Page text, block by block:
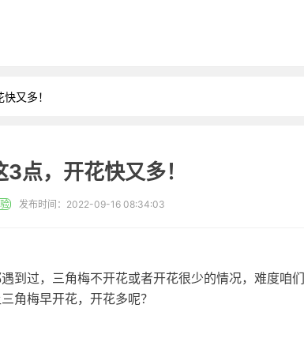
又多！
点，开花快又多！
发布时间：2022-09-16 08:34:03
到过，三角梅不开花或者开花很少的情况，难度咱们
角梅早开花，开花多呢？